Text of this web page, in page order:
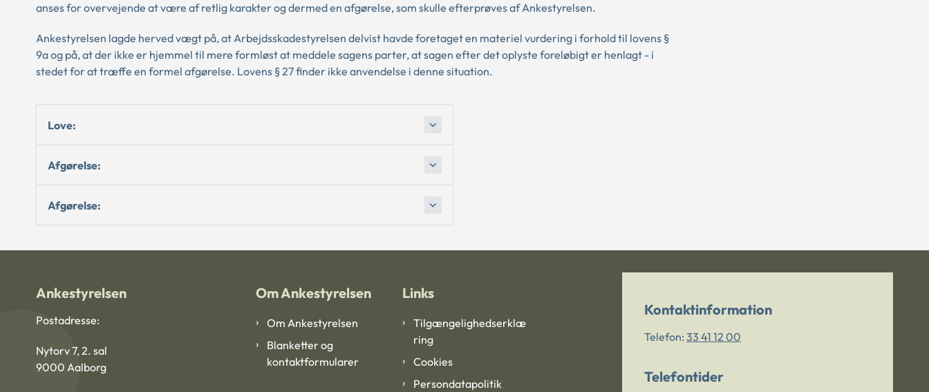
anses for overvejende at være af retlig karakter og dermed en afgørelse, som skulle efterprøves af Ankestyrelsen.
Ankestyrelsen lagde herved vægt på, at Arbejdsskadestyrelsen delvist havde foretaget en materiel vurdering i forhold til lovens §
9a og på, at der ikke er hjemmel til mere formløst at meddele sagens parter, at sagen efter det oplyste foreløbigt er henlagt - i
stedet for at træffe en formel afgørelse. Lovens § 27 finder ikke anvendelse i denne situation.
Love:
Afgørelse:
Afgørelse:
Ankestyrelsen
Postadresse:
Nytorv 7, 2. sal
9000 Aalborg
Om Ankestyrelsen
Om Ankestyrelsen
Blanketter og
kontaktformularer
Links
Tilgængelighedserklæ
ring
Cookies
Persondatapolitik
Kontaktinformation
Telefon: 33 41 12 00
Telefontider